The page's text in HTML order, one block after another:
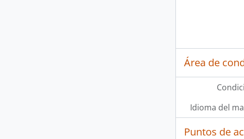
Área de
Idioma del
Puntos de